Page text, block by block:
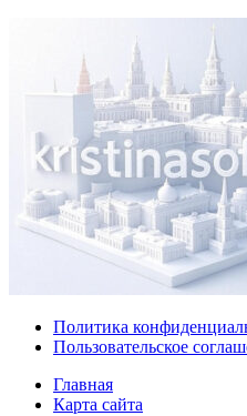
Политика
Пользовательское
Главная
Карта сайта